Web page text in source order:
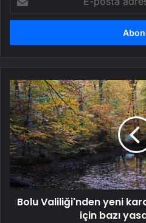
posta
adresinizi
Bolu
Valiliği'nden
yeni
karar:
Yedigöller
ve
Abant
için
bazı
yasaklar
Bolu Valiliği'nden yeni
için bazı